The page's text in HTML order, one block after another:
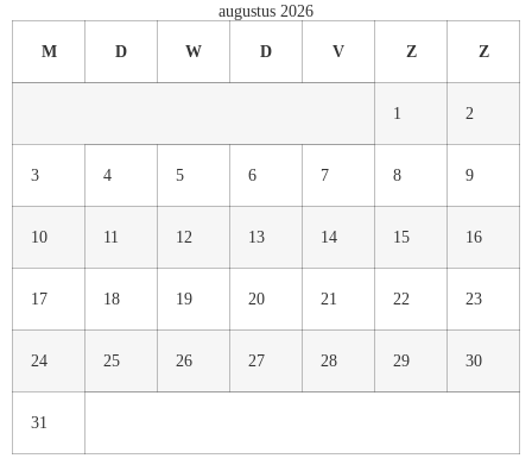
augustus 2026
M D W D V Z Z
1 2
3 4 5 6 7 8 9
10 11 12 13 14 15 16
17 18 19 20 21 22 23
24 25 26 27 28 29 30
31